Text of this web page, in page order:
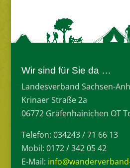
Wir sind für Sie da …
Landesverband Sachsen-
Krinaer Straße 2a
06772 Gräfenhainichen OT
Telefon: 034243 / 71 66 13
Mobil: 0172 / 342 05 42
E-Mail: